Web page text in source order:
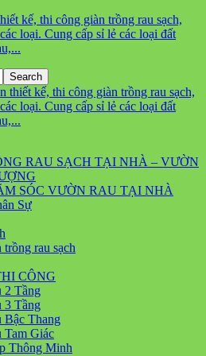
kế, thi công giàn trồng rau sạch,
loại. Cung cấp sỉ lẻ các loại đất
RAU SẠCH TẠI NHÀ – VƯỜN
SÓC VƯỜN RAU TẠI NHÀ
Sự
trồng rau sạch
CÔNG
2 Tầng
3 Tầng
Bậc Thang
Tam Giác
Thông Minh